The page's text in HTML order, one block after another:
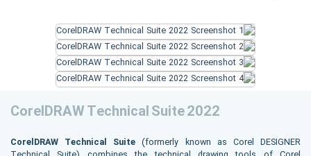
CorelDRAW Technical Suite 2022
CorelDRAW Technical Suite(formerly known as Corel DESIGNER